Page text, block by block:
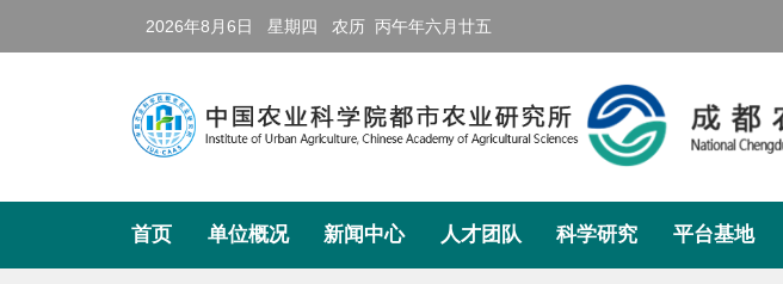
单位概况 新闻中心 人才团队 科学研究 平台基地 合
2026年8月6日 星期四 农历 丙午年六月廿五
首页 单位概况 新闻中心 人才团队 科学研究 平台基地